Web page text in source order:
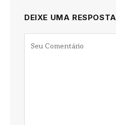
DEIXE UMA RESPOSTA